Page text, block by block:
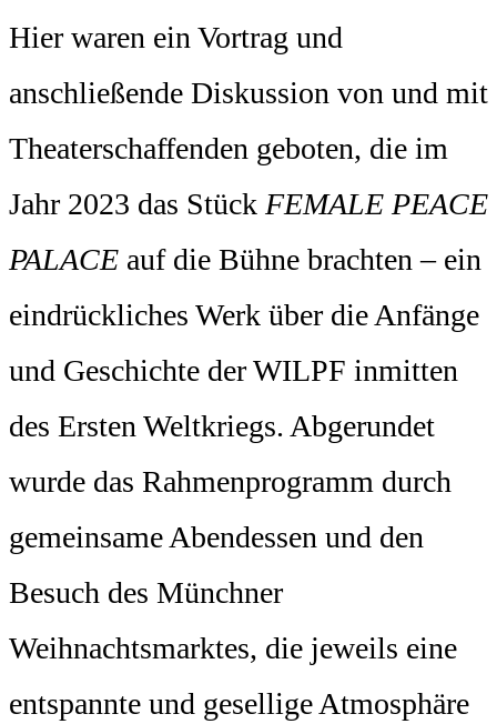
Hier waren ein Vortrag und
anschließende Diskussion von und mit
Theaterschaffenden geboten, die im
Jahr 2023 das Stück FEMALE PEACE
PALACE auf die Bühne brachten – ein
eindrückliches Werk über die Anfänge
und Geschichte der WILPF inmitten
des Ersten Weltkriegs. Abgerundet
wurde das Rahmenprogramm durch
gemeinsame Abendessen und den
Besuch des Münchner
Weihnachtsmarktes, die jeweils eine
entspannte und gesellige Atmosphäre